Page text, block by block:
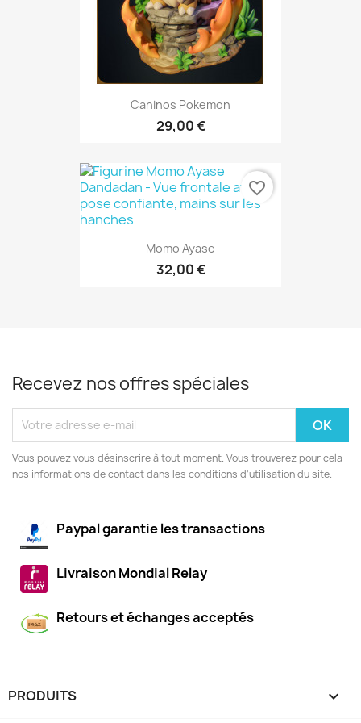
Caninos Pokemon
29,00 €
Momo Ayase
32,00 €
favorite_border
Recevez nos offres spéciales
Vous pouvez vous désinscrire à tout moment. Vous trouverez pour cela
nos informations de contact dans les conditions d'utilisation du site.
Paypal garantie les transactions
Livraison Mondial Relay
Retours et échanges acceptés
PRODUITS 